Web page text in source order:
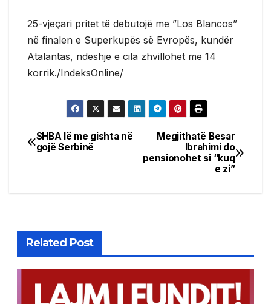
25-vjeçari pritet të debutojë me ”Los Blancos”
në finalen e Superkupës së Evropës, kundër
Atalantas, ndeshje e cila zhvillohet me 14
korrik./IndeksOnline/
Post
Megjithatë Besar
Ibrahimi do
pensionohet si “kuq
e zi”
SHBA lë me gishta në
gojë Serbinë
Related Post